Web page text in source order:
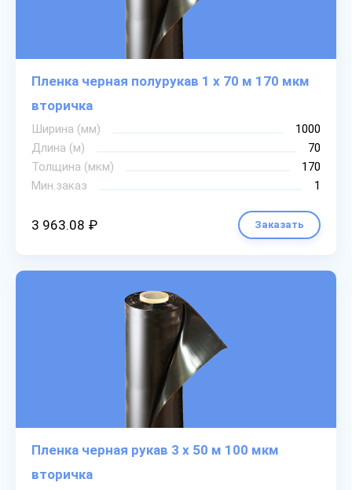
Пленка черная полурукав 1 х 70 м 170 мкм
вторичка
Ширина (мм)
1000
Длина (м)
70
Толщина (мкм)
170
Мин.заказ
1
3 963.08 ₽ Заказать
Пленка черная рукав 3 х 50 м 100 мкм
вторичка